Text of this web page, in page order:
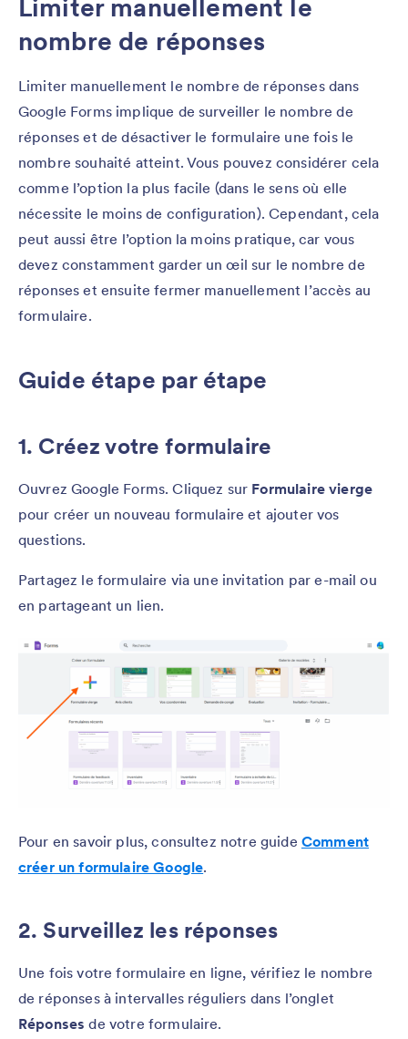
Limiter manuellement le
nombre de réponses
Limiter manuellement le nombre de réponses dans
Google Forms implique de surveiller le nombre de
réponses et de désactiver le formulaire une fois le
nombre souhaité atteint. Vous pouvez considérer cela
comme l’option la plus facile (dans le sens où elle
nécessite le moins de configuration). Cependant, cela
peut aussi être l’option la moins pratique, car vous
devez constamment garder un œil sur le nombre de
réponses et ensuite fermer manuellement l’accès au
formulaire.
Guide étape par étape
1. Créez votre formulaire
Ouvrez Google Forms. Cliquez sur Formulaire vierge
pour créer un nouveau formulaire et ajouter vos
questions.
Partagez le formulaire via une invitation par e-mail ou
en partageant un lien.
Pour en savoir plus, consultez notre guide Comment
créer un formulaire Google.
2. Surveillez les réponses
Une fois votre formulaire en ligne, vérifiez le nombre
de réponses à intervalles réguliers dans l’onglet
Réponses de votre formulaire.